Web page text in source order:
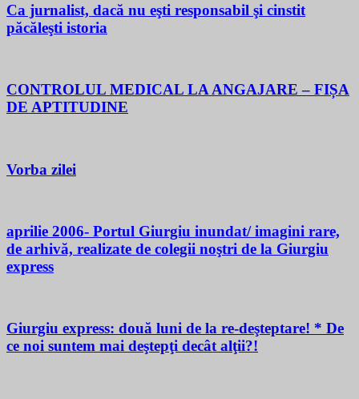
Ca jurnalist, dacă nu eşti responsabil şi cinstit
păcăleşti istoria
CONTROLUL MEDICAL LA ANGAJARE – FIȘA
DE APTITUDINE
Vorba zilei
aprilie 2006- Portul Giurgiu inundat/ imagini rare,
de arhivă, realizate de colegii noştri de la Giurgiu
express
Giurgiu express: două luni de la re-deşteptare! * De
ce noi suntem mai deştepţi decât alţii?!